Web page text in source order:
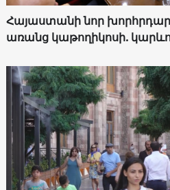
Հայաստանի նոր
առանց կաթողիկոսի.